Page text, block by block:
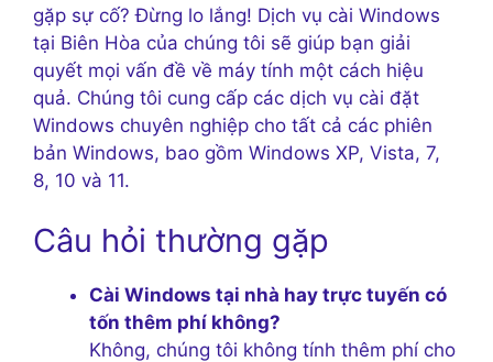
gặp sự cố? Đừng lo lắng! Dịch vụ cài Windows
tại Biên Hòa của chúng tôi sẽ giúp bạn giải
quyết mọi vấn đề về máy tính một cách hiệu
quả. Chúng tôi cung cấp các dịch vụ cài đặt
Windows chuyên nghiệp cho tất cả các phiên
bản Windows, bao gồm Windows XP, Vista, 7,
8, 10 và 11.
Câu hỏi thường gặp
Cài Windows tại nhà hay trực tuyến có
tốn thêm phí không?
Không, chúng tôi không tính thêm phí cho